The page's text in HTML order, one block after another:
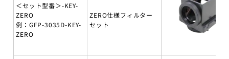
＜セット型番＞-KEY-
ZERO
例：GFP-3035D-KEY-
ZERO
ZERO仕様フィルター
セット